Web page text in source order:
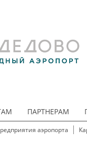
ПАРТНЕРАМ
аэропорта